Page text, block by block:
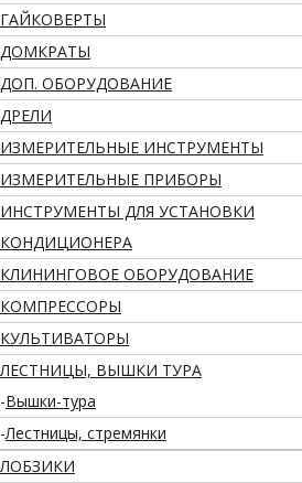
ГАЙКОВЕРТЫ
ДОМКРАТЫ
ДОП. ОБОРУДОВАНИЕ
ДРЕЛИ
ИЗМЕРИТЕЛЬНЫЕ ИНСТРУМЕНТЫ
ИЗМЕРИТЕЛЬНЫЕ ПРИБОРЫ
ИНСТРУМЕНТЫ ДЛЯ УСТАНОВКИ
КОНДИЦИОНЕРА
КЛИНИНГОВОЕ ОБОРУДОВАНИЕ
КОМПРЕССОРЫ
КУЛЬТИВАТОРЫ
ЛЕСТНИЦЫ, ВЫШКИ ТУРА
Вышки-тура
Лестницы, стремянки
ЛОБЗИКИ